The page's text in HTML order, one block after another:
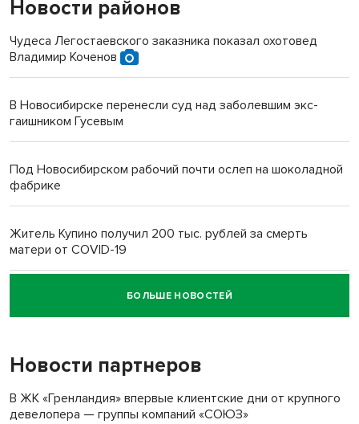
Новости районов
Чудеса Легостаевского заказника показал охотовед
Владимир Коченов
В Новосибирске перенесли суд над заболевшим экс-
гаишником Гусевым
Под Новосибирском рабочий почти ослеп на шоколадной
фабрике
Житель Купино получил 200 тыс. рублей за смерть
матери от COVID-19
Новосибирский суд наказал водителя за смерть
пенсионерки на вокзале
«Мы живём на пастбище!»: в новосибирском селе лошади
терроризируют жителей
БОЛЬШЕ НОВОСТЕЙ
Новости партнеров
В ЖК «Гренландия» впервые клиентские дни от крупного
девелопера — группы компаний «СОЮЗ»